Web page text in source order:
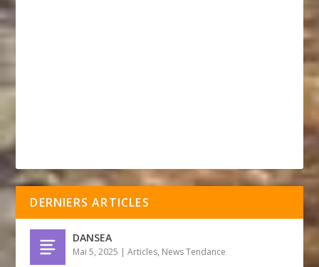
DERNIERS ARTICLES
DANSEA
Mai 5, 2025 |Articles, News Tendance